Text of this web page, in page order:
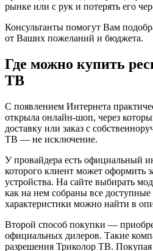
рынке или с рук и потерять его
Консультанты помогут Вам
от Ваших пожеланий и бюджета.
Где можно купить
ТВ
С появлением Интернета
открыла онлайн-шоп, через
доставку или заказ с
ТВ — не исключение.
У провайдера есть официальный
которого клиент может оформить
устройства. На сайте выбирать
как на нем собраны все
характеристики можно найти в
Второй способ покупки —
официальных дилеров. Такие
разрешения Триколор ТВ.